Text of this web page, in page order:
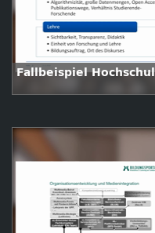
Fallbeispiel